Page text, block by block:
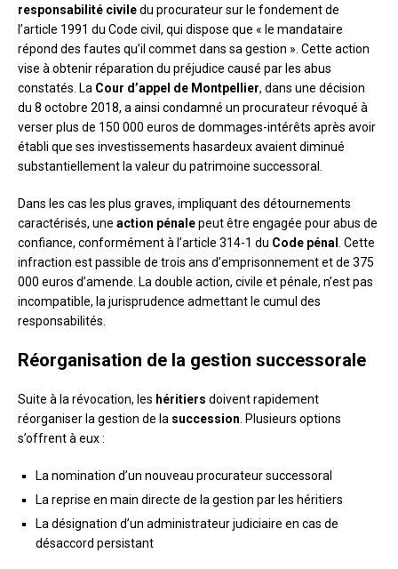
responsabilité civiledu procurateur sur le fondement de
l’article 1991 du Code civil, qui dispose que « le mandataire
répond des fautes qu’il commet dans sa gestion ». Cette action
vise à obtenir réparation du préjudice causé par les abus
constatés. La Cour d’appel de Montpellier, dans une décision
du 8 octobre 2018, a ainsi condamné un procurateur révoqué à
verser plus de 150 000 euros de dommages-intérêts après avoir
établi que ses investissements hasardeux avaient diminué
substantiellement la valeur du patrimoine successoral.
Dans les cas les plus graves, impliquant des détournements
caractérisés, une action pénalepeut être engagée pour abus de
confiance, conformément à l’article 314-1 du Code pénal
. Cette
infraction est passible de trois ans d’emprisonnement et de 375
000 euros d’amende. La double action, civile et pénale, n’est pas
incompatible, la jurisprudence admettant le cumul des
responsabilités.
Réorganisation de la gestion successorale
Suite à la révocation, les héritiers doivent rapidement
réorganiser la gestion de la succession . Plusieurs options
s’offrent à eux :
La nomination d’un nouveau procurateur successoral
La reprise en main directe de la gestion par les héritiers
La désignation d’un administrateur judiciaire en cas de
désaccord persistant